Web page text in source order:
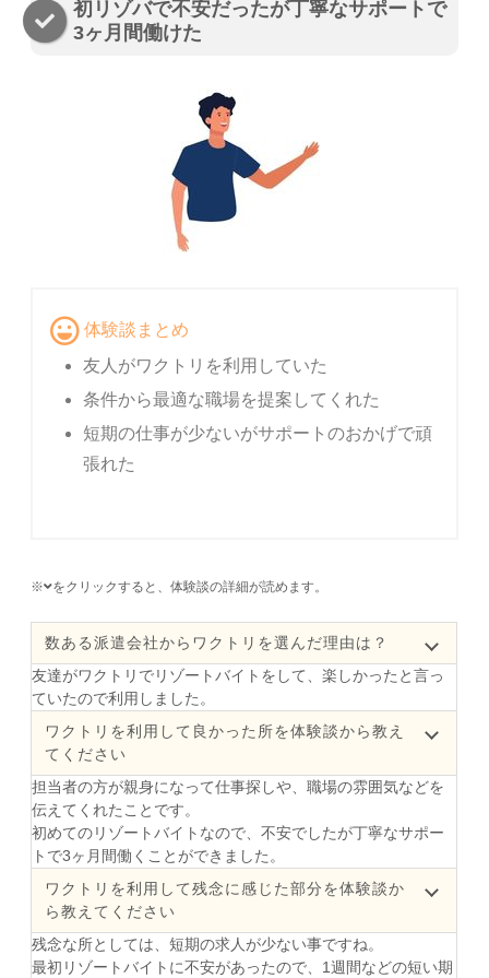
初リゾバで不安だったが丁寧なサポートで
3ヶ月間働けた
体験談まとめ
友人がワクトリを利用していた
条件から最適な職場を提案してくれた
短期の仕事が少ないがサポートのおかげで頑
張れた
※ をクリックすると、体験談の詳細が読めます。
数ある派遣会社からワクトリを選んだ理由は？
友達がワクトリでリゾートバイトをして、楽しかったと言っ
ていたので利用しました。
ワクトリを利用して良かった所を体験談から教え
てください
担当者の方が親身になって仕事探しや、職場の雰囲気などを
伝えてくれたことです。
初めてのリゾートバイトなので、不安でしたが丁寧なサポー
トで3ヶ月間働くことができました。
ワクトリを利用して残念に感じた部分を体験談か
ら教えてください
残念な所としては、短期の求人が少ない事ですね。
最初リゾートバイトに不安があったので、1週間などの短い期